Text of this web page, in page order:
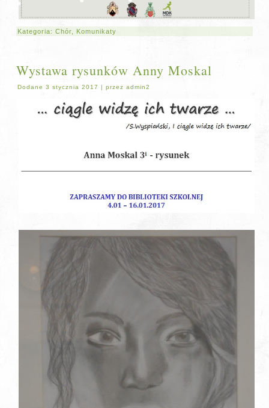
Kategoria:Chór Komunikaty
Wystawa rysunków Anny Moskal
Dodane 3 stycznia 2017 |przez admin2